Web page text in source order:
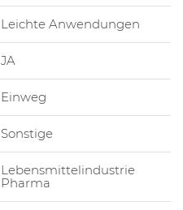
Leichte Anwendungen
JA
Einweg
Sonstige
Lebensmittelindustrie
Pharma